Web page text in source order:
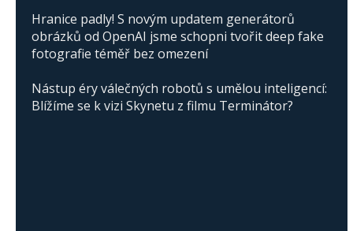
Hranice padly! S novým updatem generátorů
obrázků od OpenAI jsme schopni tvořit deep fake
fotografie téměř bez omezení
Nástup éry válečných robotů s umělou inteligencí:
Blížíme se k vizi Skynetu z filmu Terminátor?